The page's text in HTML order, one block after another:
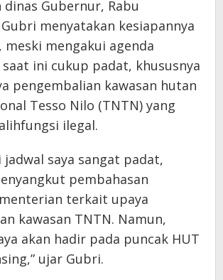
Gubernur, Rabu
menyatakan kesiapannya
mengakui agenda
ini cukup padat, khususnya
pengembalian kawasan hutan
Tesso Nilo (TNTN) yang
ilegal.
jadwal saya sangat padat,
pembahasan
terkait upaya
kawasan TNTN. Namun,
akan hadir pada puncak HUT
ujar Gubri.